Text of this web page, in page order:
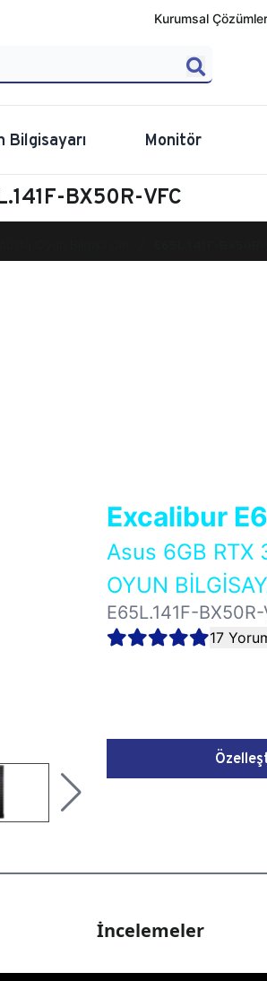
Kurumsal Çözümler
Bilgisayarı Monitör
BX50R-VFC
Excalibur
Asus 6GB RTX
OYUN
E65L.141F-
17
İncelemeler